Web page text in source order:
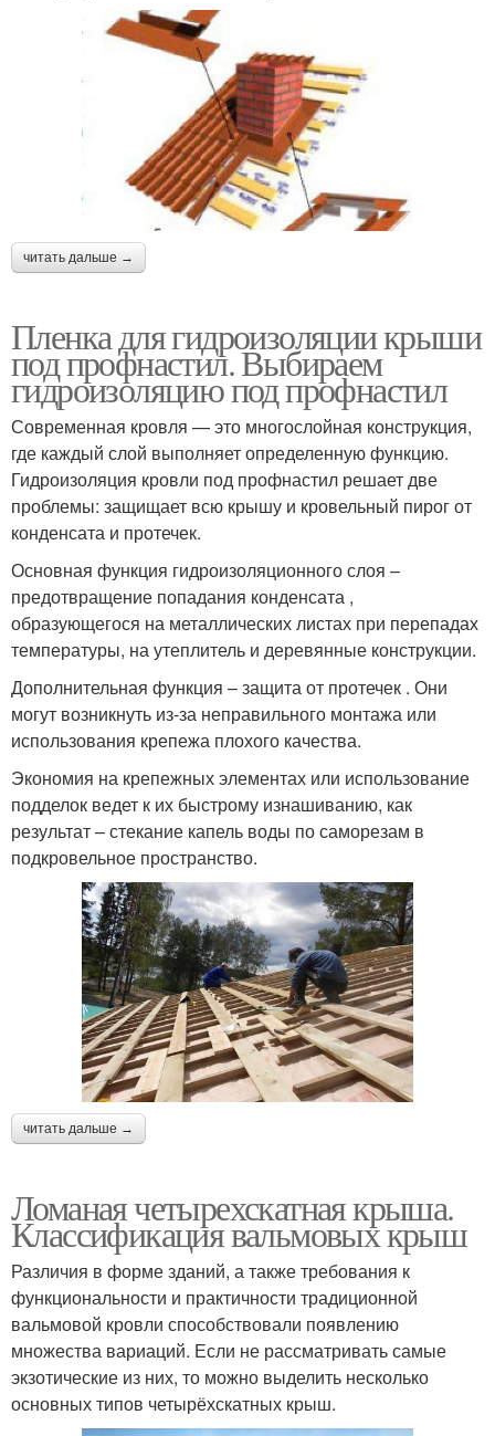
читать дальше →
Пленка для гидроизоляции крыши
под профнастил. Выбираем
гидроизоляцию под профнастил
Современная кровля — это многослойная конструкция,
где каждый слой выполняет определенную функцию.
Гидроизоляция кровли под профнастил решает две
проблемы: защищает всю крышу и кровельный пирог от
конденсата и протечек.
Основная функция гидроизоляционного слоя –
предотвращение попадания конденсата ,
образующегося на металлических листах при перепадах
температуры, на утеплитель и деревянные конструкции.
Дополнительная функция – защита от протечек . Они
могут возникнуть из-за неправильного монтажа или
использования крепежа плохого качества.
Экономия на крепежных элементах или использование
подделок ведет к их быстрому изнашиванию, как
результат – стекание капель воды по саморезам в
подкровельное пространство.
читать дальше →
Ломаная четырехскатная крыша.
Классификация вальмовых крыш
Различия в форме зданий, а также требования к
функциональности и практичности традиционной
вальмовой кровли способствовали появлению
множества вариаций. Если не рассматривать самые
экзотические из них, то можно выделить несколько
основных типов четырёхскатных крыш.